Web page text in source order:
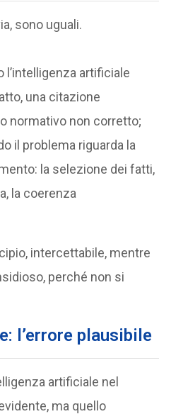
sono uguali.
l’intelligenza artificiale
una citazione
normativo non corretto;
il problema riguarda la
la selezione dei fatti,
la coerenza
intercettabile, mentre
perché non si
l’errore plausibile
artificiale nel
ma quello